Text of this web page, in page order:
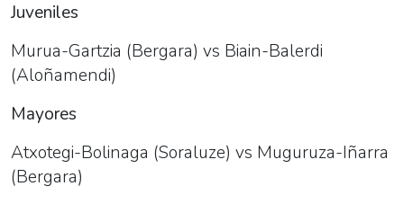
Juveniles
Murua-Gartzia (Bergara) vs Biain-Balerdi
(Aloñamendi)
Mayores
Atxotegi-Bolinaga (Soraluze) vs Muguruza-Iñarra
(Bergara)